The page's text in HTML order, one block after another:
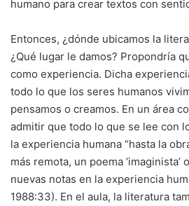
humano para crear textos con
Entonces, ¿dónde ubicamos la
¿Qué lugar le damos? Propondría
como experiencia. Dicha
todo lo que los seres humanos
pensamos o creamos. En un área
admitir que todo lo que se lee con
la experiencia humana “hasta la
más remota, un poema ‘imaginista’
nuevas notas en la experiencia
1988:33). En el aula, la literatura